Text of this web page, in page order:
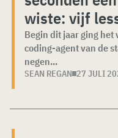
wiste: vijf
Begin dit jaar ging het
coding-agent van de
negen...
SEAN REGAN 27 JULI